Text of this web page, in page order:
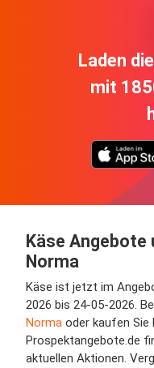
Laden
mit
Käse Angebote
Norma
Käse ist jetzt im
2026 bis 24-05-2026.
Norma oder kaufen
Prospektangebote.de
aktuellen Aktionen.